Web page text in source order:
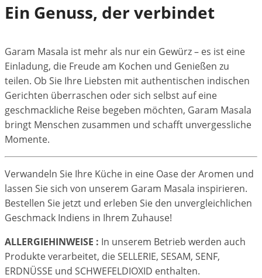
Ein Genuss, der verbindet
Garam Masala ist mehr als nur ein Gewürz – es ist eine
Einladung, die Freude am Kochen und Genießen zu
teilen. Ob Sie Ihre Liebsten mit authentischen indischen
Gerichten überraschen oder sich selbst auf eine
geschmackliche Reise begeben möchten, Garam Masala
bringt Menschen zusammen und schafft unvergessliche
Momente.
Verwandeln Sie Ihre Küche in eine Oase der Aromen und
lassen Sie sich von unserem Garam Masala inspirieren.
Bestellen Sie jetzt und erleben Sie den unvergleichlichen
Geschmack Indiens in Ihrem Zuhause!
ALLERGIEHINWEISE : In unserem Betrieb werden auch
Produkte verarbeitet, die SELLERIE, SESAM, SENF,
ERDNÜSSE und SCHWEFELDIOXID enthalten.